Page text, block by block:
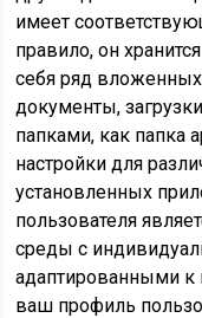
имеет
правило, он
себя ряд вложенных
документы,
папками, как папка
настройки для
установленных
пользователя
среды с
адаптированными к
ваш профиль